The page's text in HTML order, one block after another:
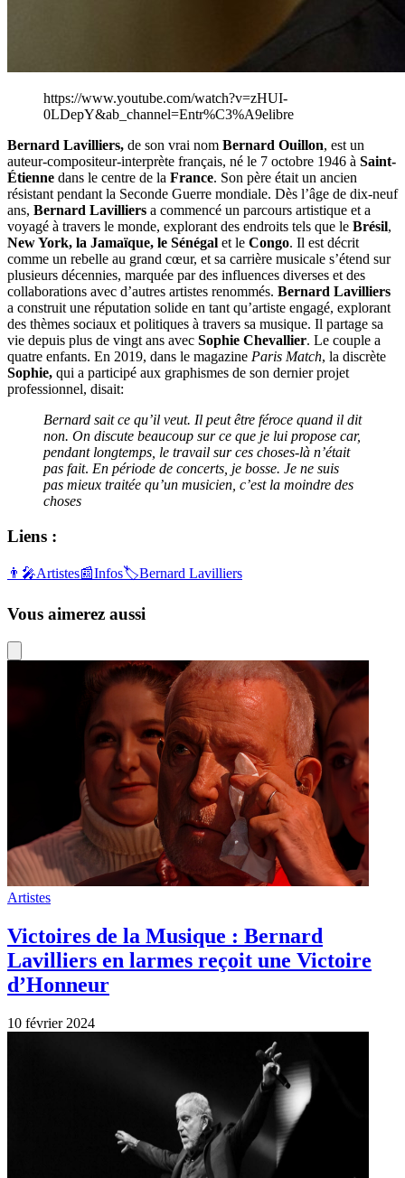
https://www.youtube.com/watch?v=zHUI-
0LDepY&ab_channel=Entr%C3%A9elibre
Bernard Lavilliers, de son vrai nom Bernard Ouillon, est un
auteur-compositeur-interprète français, né le 7 octobre 1946 à Saint-
Étienne dans le centre de la France. Son père était un ancien
résistant pendant la Seconde Guerre mondiale. Dès l’âge de dix-neuf
ans, Bernard Lavilliers a commencé un parcours artistique et a
voyagé à travers le monde, explorant des endroits tels que le Brésil,
New York, la Jamaïque, le Sénégal et le Congo. Il est décrit
comme un rebelle au grand cœur, et sa carrière musicale s’étend sur
plusieurs décennies, marquée par des influences diverses et des
collaborations avec d’autres artistes renommés. Bernard Lavilliers
a construit une réputation solide en tant qu’artiste engagé, explorant
des thèmes sociaux et politiques à travers sa musique. Il partage sa
vie depuis plus de vingt ans avec Sophie Chevallier. Le couple a
quatre enfants. En 2019, dans le magazine Paris Match, la discrète
Sophie, qui a participé aux graphismes de son dernier projet
professionnel, disait:
Bernard sait ce qu’il veut. Il peut être féroce quand il dit
non. On discute beaucoup sur ce que je lui propose car,
pendant longtemps, le travail sur ces choses-là n’était
pas fait. En période de concerts, je bosse. Je ne suis
pas mieux traitée qu’un musicien, c’est la moindre des
choses
Liens :
👨‍🎤Artistes📰Infos🏷️Bernard Lavilliers
Vous aimerez aussi
Artistes
Victoires de la Musique : Bernard
Lavilliers en larmes reçoit une Victoire
d’Honneur
10 février 2024